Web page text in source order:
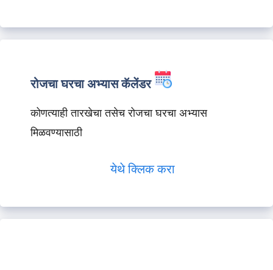
रोजचा घरचा अभ्यास कॅलेंडर
कोणत्याही तारखेचा तसेच रोजचा घरचा अभ्यास
मिळवण्यासाठी
येथे क्लिक करा